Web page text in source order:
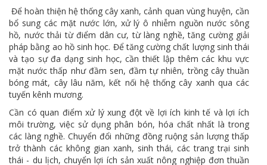
Để hoàn thiện hệ thống cây xanh, cảnh quan vùng huyện, cần
bổ sung các mặt nước lớn, xử lý ô nhiễm nguồn nước sông
hồ, nước thải từ điểm dân cư, từ làng nghề, tăng cường giải
pháp bằng ao hồ sinh học. Để tăng cường chất lượng sinh thái
và tạo sự đa dạng sinh học, cần thiết lập thêm các khu vực
mặt nước thấp như đầm sen, đầm tự nhiên, trồng cây thuần
bóng mát, cây lâu năm, kết nối hệ thống cây xanh qua các
tuyến kênh mương.
Cần có quan điểm xử lý xung đột về lợi ích kinh tế và lợi ích
môi trường, việc sử dụng phân bón, hóa chất nhất là trong
các làng nghề. Chuyển đổi những đồng ruộng sản lượng thấp
trở thành các không gian xanh, sinh thái, các trang trại sinh
thái - du lịch, chuyển lợi ích sản xuất nông nghiệp đơn thuần